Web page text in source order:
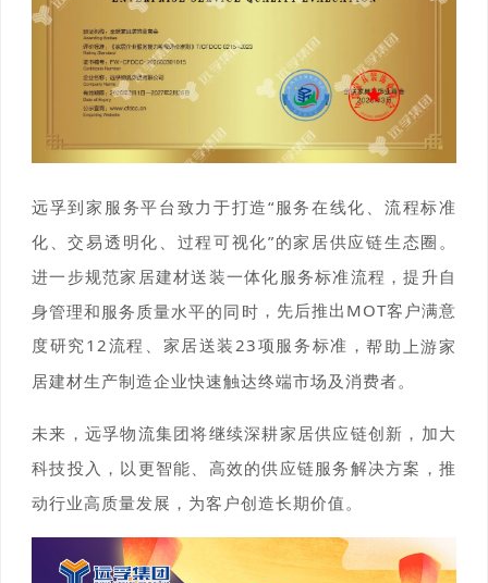
远孚到家服务平台致力于打造“服务在线化、流程标准
化、交易透明化、过程可视化”的家居供应链生态圈。
进一步规范家居建材送装一体化服务标准流程，提升自
身管理和服务质量水平的同时 ，先后推出MOT客户满意
度研究12流程、家居送装23项服务标准，帮助上游家
居建材生产制造企业快速触达终端市场及消费者。
未来，远孚物流集团将继续深耕家居供应链创新，加大
科技投入，以更智能、高效的供应链服务解决方案，推
动行业高质量发展，为客户创造长期价值。